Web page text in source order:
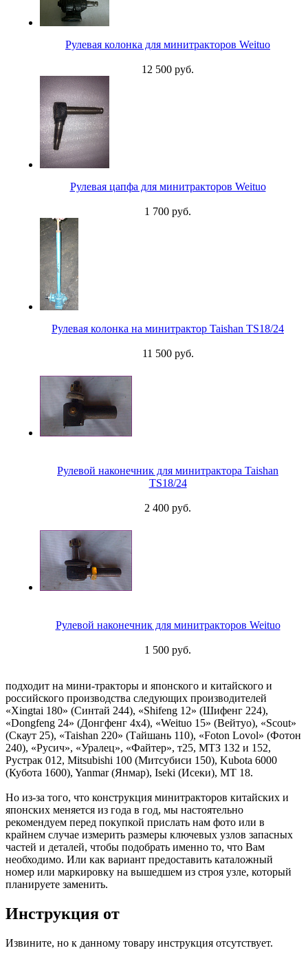
Рулевая колонка для минитракторов Weituo
12 500 руб.
Рулевая цапфа для минитракторов Weituo
1 700 руб.
Рулевая колонка на минитрактор Taishan TS18/24
11 500 руб.
Рулевой наконечник для минитрактора Taishan
TS18/24
2 400 руб.
Рулевой наконечник для минитракторов Weituo
1 500 руб.
подходит на мини-тракторы и японского и китайского и
российского производства следующих производителей
«Xingtai 180» (Синтай 244), «Shifeng 12» (Шифенг 224),
«Dongfeng 24» (Донгфенг 4х4), «Weituo 15» (Вейтуо), «Scout»
(Скаут 25), «Taishan 220» (Тайшань 110), «Foton Lovol» (Фотон
240), «Русич», «Уралец», «Файтер», т25, МТЗ 132 и 152,
Рустрак 012, Mitsubishi 100 (Митсубиси 150), Kubota 6000
(Кубота 1600), Yanmar (Янмар), Iseki (Исеки), МТ 18.
Но из-за того, что конструкция минитракторов китайских и
японских меняется из года в год, мы настоятельно
рекомендуем перед покупкой прислать нам фото или в
крайнем случае измерить размеры ключевых узлов запасных
частей и деталей, чтобы подобрать именно то, что Вам
необходимо. Или как вариант предоставить каталожный
номер или маркировку на вышедшем из строя узле, который
планируете заменить.
Инструкция от
Извините, но к данному товару инструкция отсутствует.